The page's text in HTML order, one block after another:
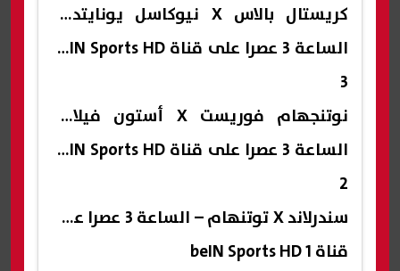
كريستال بالاس X نيوكاسل يونايتد –
الساعة 3 عصرا على قناة beIN Sports HD
3
نوتنجهام فوريست X أستون فيلا –
الساعة 3 عصرا على قناة beIN Sports HD
2
سندرلاند X توتنهام – الساعة 3 عصرا على
قناة beIN Sports HD 1